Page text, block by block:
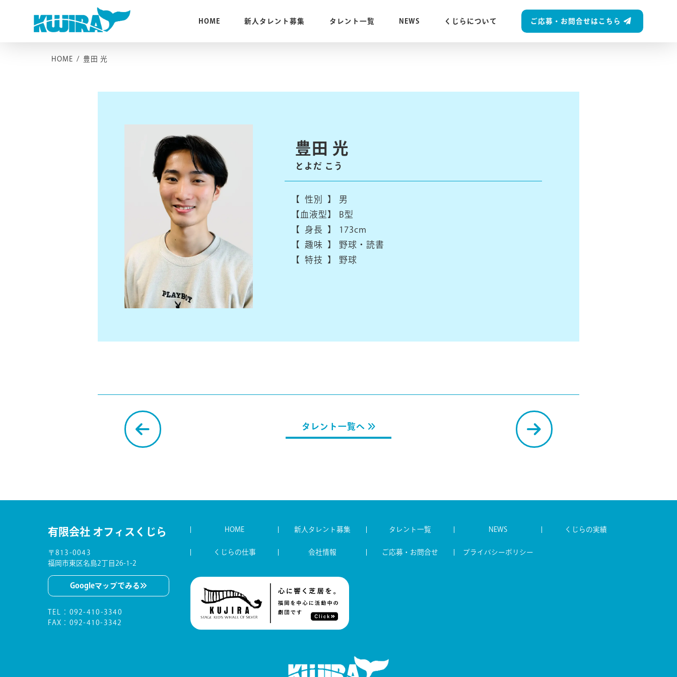
HOME 新人タレント募集 タレント一覧 NEWS くじらについて ご応募・お問合せはこちら
HOME / 豊田 光
豊田 光
とよだ こう
【 性別 】
男
【血液型】
B型
【 身長 】
173cm
【 趣味 】
野球・読書
【 特技 】
野球
タレント一覧へ
有限会社 オフィスくじら
〒813-0043
福岡市東区名島2丁目26-1-2
Googleマップでみる
TEL ： 092-410-3340
FAX：092-410-3342
HOME 新人タレント募集 タレント一覧 NEWS くじらの実績
くじらの仕事 会社情報 ご応募・お問合せ プライバシーポリシー